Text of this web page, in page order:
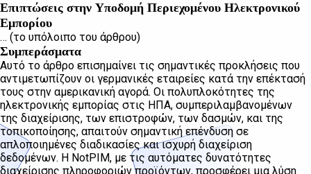
Επιπτώσεις στην Υποδομή Περιεχομένου Ηλεκτρονικού
Εμπορίου
… (το υπόλοιπο του άρθρου)
Συμπεράσματα
Αυτό το άρθρο επισημαίνει τις σημαντικές προκλήσεις που
αντιμετωπίζουν οι γερμανικές εταιρείες κατά την επέκτασή
τους στην αμερικανική αγορά. Οι πολυπλοκότητες της
ηλεκτρονικής εμπορίας στις ΗΠΑ, συμπεριλαμβανομένων
της διαχείρισης, των επιστροφών, των δασμών, και της
τοπικοποίησης, απαιτούν σημαντική επένδυση σε
απλοποιημένες διαδικασίες και ισχυρή διαχείριση
δεδομένων. Η NotPIM, με τις αυτόματες δυνατότητες
διαχείρισης πληροφοριών προϊόντων, προσφέρει μια λύση